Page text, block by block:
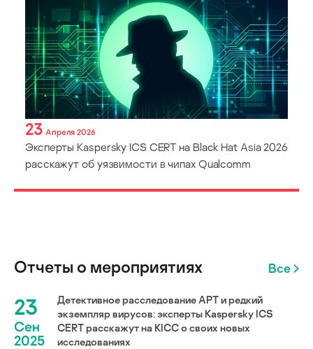
23 Апреля 2026
Эксперты Kaspersky ICS CERT на Black Hat Asia 2026
расскажут об уязвимости в чипах Qualcomm
Отчеты о мероприятиях Все
23
Сен
2025
Детективное расследование АРТ и редкий
экземпляр вирусов: эксперты Kaspersky ICS
CERT расскажут на KICC о своих новых
исследованиях